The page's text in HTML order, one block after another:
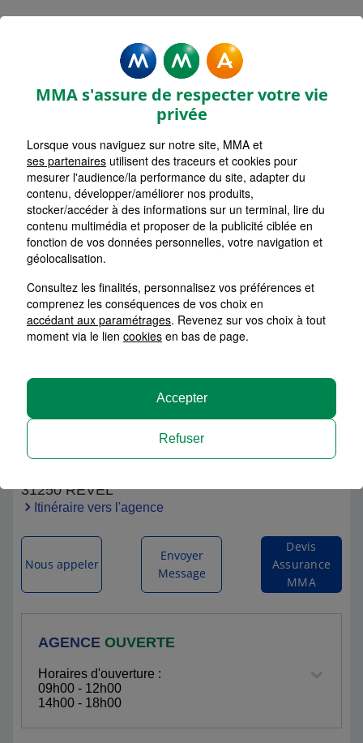
Accueil Assurance Occitanie
Assurance Haute-Garonne (31)
MMA REVEL FORUM
31250 REVEL
Itinéraire vers l'agence
AGENCE OUVERTE
Horaires d'ouverture :
09h00 - 12h00
14h00 - 18h00
Nous appeler
Envoyer
Message
Devis
Assurance
MMA
MMA s'assure de respecter votre vie
privée
Lorsque vous naviguez sur notre site, MMA et
ses partenaires utilisent des traceurs et cookies pour
mesurer l'audience/la performance du site, adapter du
contenu, développer/améliorer nos produits,
stocker/accéder à des informations sur un terminal, lire du
contenu multimédia et proposer de la publicité ciblée en
fonction de vos données personnelles, votre navigation et
géolocalisation.
Consultez les finalités, personnalisez vos préférences et
comprenez les conséquences de vos choix en
accédant aux paramétrages. Revenez sur vos choix à tout
moment via le lien cookies en bas de page.
Refuser
Accepter